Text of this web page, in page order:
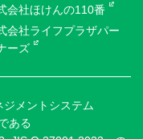
会社ほけんの110番
会社ライフプラザパー
ーズ
メントシステム
ある